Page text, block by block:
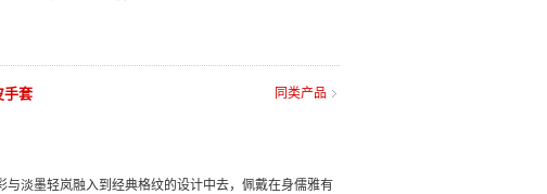
手套
同类产品
与淡墨轻岚融入到经典格纹的设计中去，佩戴在身儒雅有